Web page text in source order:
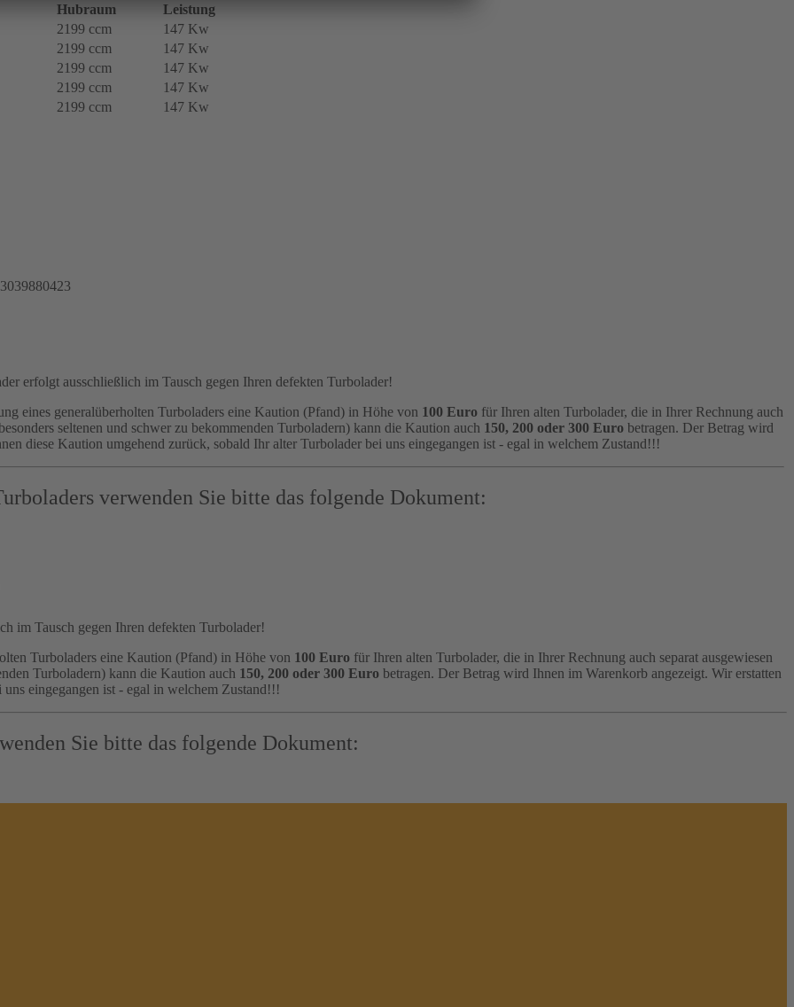
Hubraum
Leistung
2199 ccm
147 Kw
2199 ccm
147 Kw
2199 ccm
147 Kw
2199 ccm
147 Kw
2199 ccm 147 Kw
erfolgt ausschließlich im Tausch gegen Ihren defekten Turbolader!
eines generalüberholten Turboladers eine Kaution (Pfand) in Höhe von 100 Euro für Ihren alten Turbolader, die in Ihrer Rechnung auch
seltenen und schwer zu bekommenden Turboladern) kann die Kaution auch 150, 200 oder 300 Euro betragen. Der Betrag wird
diese Kaution umgehend zurück, sobald Ihr alter Turbolader bei uns eingegangen ist - egal in welchem Zustand!!!
verwenden Sie bitte das folgende Dokument:
im Tausch gegen Ihren defekten Turbolader!
Turboladers eine Kaution (Pfand) in Höhe von 100 Euro für Ihren alten Turbolader, die in Ihrer Rechnung auch separat ausgewiesen
Turboladern) kann die Kaution auch 150, 200 oder 300 Euro betragen. Der Betrag wird Ihnen im Warenkorb angezeigt. Wir erstatten
eingegangen ist - egal in welchem Zustand!!!
Sie bitte das folgende Dokument: